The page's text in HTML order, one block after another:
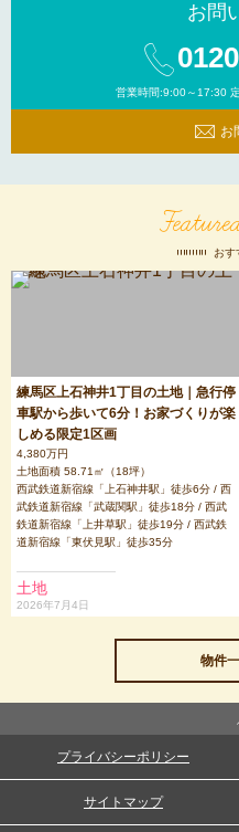
お問
営業時間:9:00～17:30
お
おす
練馬区上石神井1丁目の土地｜急行停
車駅から歩いて6分！お家づくりが楽
しめる限定1区画
4,380万円
土地面積 58.71㎡（18坪）
西武鉄道新宿線「上石神井駅」徒歩6分 / 西
武鉄道新宿線「武蔵関駅」徒歩18分 / 西武
鉄道新宿線「上井草駅」徒歩19分 / 西武鉄
道新宿線「東伏見駅」徒歩35分
土地
2026年7月4日
物件
プライバシーポリシー
サイトマップ